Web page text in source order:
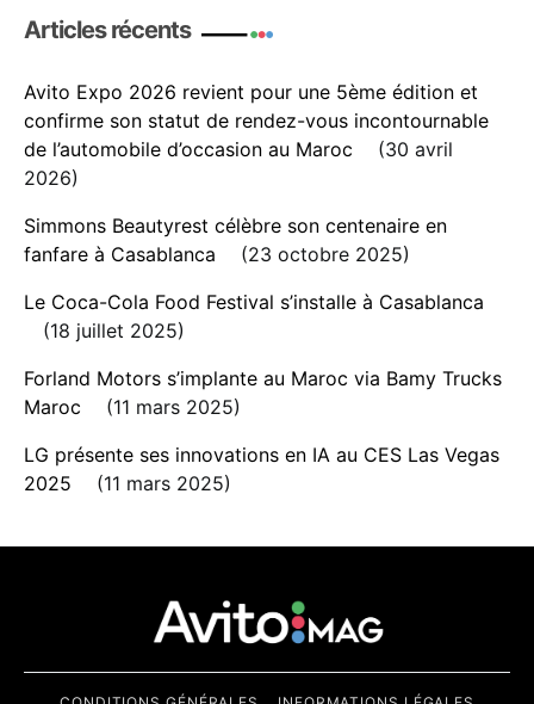
Articles récents
Avito Expo 2026 revient pour une 5ème édition et
confirme son statut de rendez-vous incontournable
de l’automobile d’occasion au Maroc
30 avril
2026
Simmons Beautyrest célèbre son centenaire en
fanfare à Casablanca
23 octobre 2025
Le Coca-Cola Food Festival s’installe à Casablanca
18 juillet 2025
Forland Motors s’implante au Maroc via Bamy Trucks
Maroc
11 mars 2025
LG présente ses innovations en IA au CES Las Vegas
2025
11 mars 2025